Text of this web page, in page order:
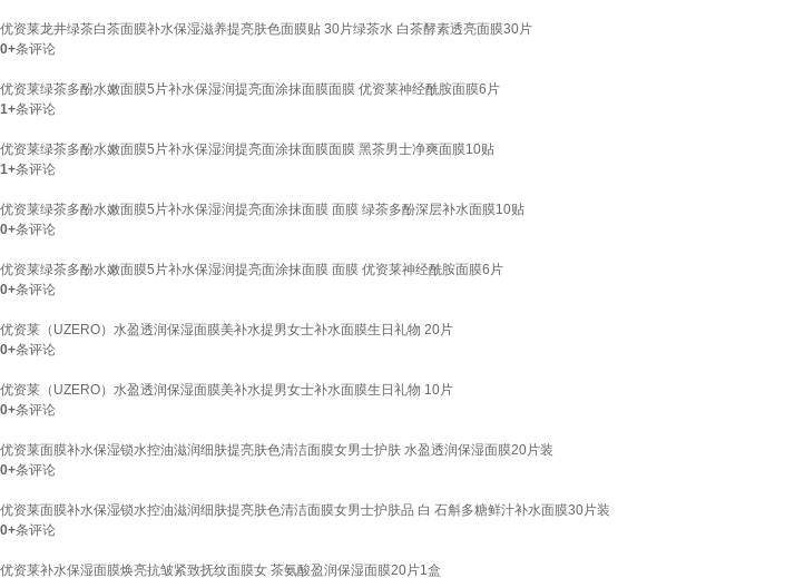
优资莱龙井绿茶白茶面膜补水保湿滋养提亮肤色面膜贴 30片绿茶水 白茶酵素透亮面膜30片
0+条评论
优资莱绿茶多酚水嫩面膜5片补水保湿润提亮面涂抹面膜面膜 优资莱神经酰胺面膜6片
1+条评论
优资莱绿茶多酚水嫩面膜5片补水保湿润提亮面涂抹面膜面膜 黑茶男士净爽面膜10贴
1+条评论
优资莱绿茶多酚水嫩面膜5片补水保湿润提亮面涂抹面膜 面膜 绿茶多酚深层补水面膜10贴
0+条评论
优资莱绿茶多酚水嫩面膜5片补水保湿润提亮面涂抹面膜 面膜 优资莱神经酰胺面膜6片
0+条评论
优资莱（UZERO）水盈透润保湿面膜美补水提男女士补水面膜生日礼物 20片
0+条评论
优资莱（UZERO）水盈透润保湿面膜美补水提男女士补水面膜生日礼物 10片
0+条评论
优资莱面膜补水保湿锁水控油滋润细肤提亮肤色清洁面膜女男士护肤 水盈透润保湿面膜20片装
0+条评论
优资莱面膜补水保湿锁水控油滋润细肤提亮肤色清洁面膜女男士护肤品 白 石斛多糖鲜汁补水面膜30片装
0+条评论
优资莱补水保湿面膜焕亮抗皱紧致抚纹面膜女 茶氨酸盈润保湿面膜20片1盒